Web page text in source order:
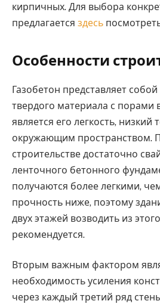
кирпичных. Для выбора
предлагается здесь
Особенности
Газобетон представляет
твердого материала с порами
является его легкость, низкий
окружающим пространством.
строительстве достаточно
ленточного бетонного
получаются более легкими,
прочность ниже, поэтому
двух этажей возводить из
рекомендуется.
Вторым важным фактором
необходимость усиления
через каждый третий ряд